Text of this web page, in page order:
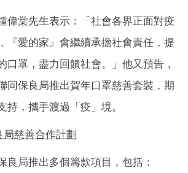
偉棠先生表示：「社會各界正面對疫
『愛的家』會繼續承擔社會責任，提
口罩，盡力回饋社會。」他又預告，
同保良局推出賀年口罩慈善套裝，期
持，攜手渡過「疫」境。
局慈善合作計劃
良局推出多個籌款項目，包括：